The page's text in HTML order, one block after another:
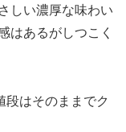
しい濃厚な味わい
はあるがしつこく
段はそのままでク